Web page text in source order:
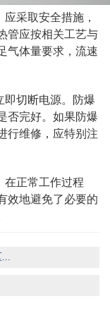
采取安全措施，
管应按相关工艺与
气体量要求，流速
即切断电源。防爆
否完好。如果防爆
行维修，应特别注
在正常工作过程
效地避免了必要的
...